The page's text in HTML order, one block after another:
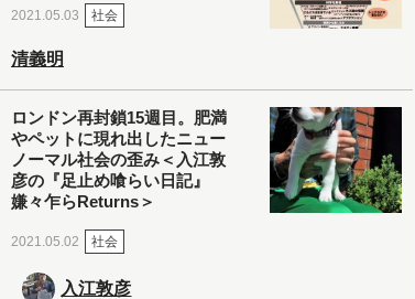
2021.05.03 社会
清義明
ロンドン再封鎖15週目。肥満
やペットに現れ出したニュー
ノーマル社会の歪み＜入江敦
彦の『足止め喰らい日記』
嫌々乍らReturns＞
2021.05.02 社会
入江敦彦